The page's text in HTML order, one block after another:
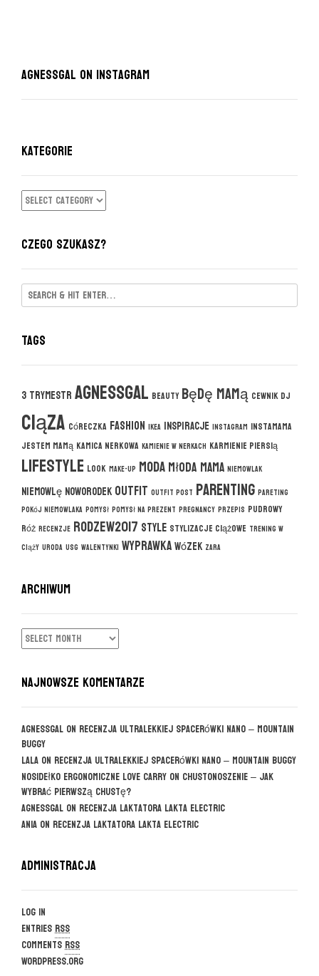
AgnessGal on Instagram
KATEGORIE
KATEGORIE
CZEGO SZUKASZ?
Tags
3 trymestragnessgal beauty będę mamą cewnik DJ
ciąza córeczka fashion ikea inspiracje instagram instamama
jestem mamą kamica nerkowa kamienie w nerkach karmienie piersią
lifestyle look make-up modamłoda mama niemowlak
niemowlęnoworodekoutfit outfit post parenting pareting
pokój niemowlaka pomysł pomysł na prezent pregnancy przepis pudrowy
róż recenzje rodzew2017 style stylizacje ciążowe trening w
ciąży uroda usg walentynki wyprawkawózek zara
ARCHIWUM
ARCHIWUM
NAJNOWSZE KOMENTARZE
agnessgal on Recenzja ultralekkiej spacerówki Nano – Mountain
Buggy
Lala on Recenzja ultralekkiej spacerówki Nano – Mountain Buggy
Nosidełko ergonomiczne Love Carry on CHUSTONOSZENIE – jak
wybrać pierwszą chustę?
agnessgal on Recenzja laktatora Lakta Electric
Ania on Recenzja laktatora Lakta Electric
Administracja
Log in
EntriesRSS
CommentsRSS
WordPress.org